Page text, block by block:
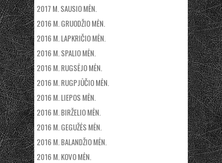
2017 M. SAUSIO MĖN.
2016 M. GRUODŽIO MĖN.
2016 M. LAPKRIČIO MĖN.
2016 M. SPALIO MĖN.
2016 M. RUGSĖJO MĖN.
2016 M. RUGPJŪČIO MĖN.
2016 M. LIEPOS MĖN.
2016 M. BIRŽELIO MĖN.
2016 M. GEGUŽĖS MĖN.
2016 M. BALANDŽIO MĖN.
2016 M. KOVO MĖN.